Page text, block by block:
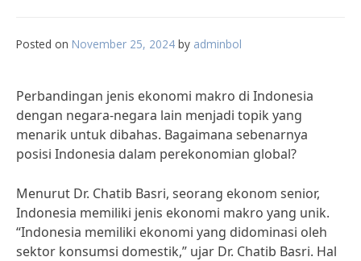
Posted on November 25, 2024 by adminbol
Perbandingan jenis ekonomi makro di Indonesia
dengan negara-negara lain menjadi topik yang
menarik untuk dibahas. Bagaimana sebenarnya
posisi Indonesia dalam perekonomian global?
Menurut Dr. Chatib Basri, seorang ekonom senior,
Indonesia memiliki jenis ekonomi makro yang unik.
“Indonesia memiliki ekonomi yang didominasi oleh
sektor konsumsi domestik,” ujar Dr. Chatib Basri. Hal